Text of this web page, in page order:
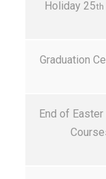
Holiday 25th
Graduation
End of